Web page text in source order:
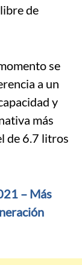
libre de
se
a un
y
más
de 6.7 litros
– Más